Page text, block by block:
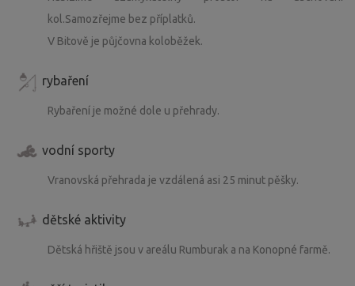
kol.Samozřejme bez příplatků.
V Bitově je půjčovna koloběžek.
rybaření
Rybaření je možné dole u přehrady.
vodní sporty
Vranovská přehrada je vzdálená asi 25 minut pěšky.
dětské aktivity
Dětská hřiště jsou v areálu Rumburak a na Konopné farmě.